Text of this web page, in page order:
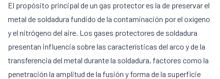
El propósito principal de un gas protector es la de preservar el
metal de soldadura fundido de la contaminación por el oxígeno
y el nitrógeno del aire. Los gases protectores de soldadura
presentan influencia sobre las características del arco y de la
transferencia del metal durante la soldadura, factores como la
penetración la amplitud de la fusión y forma de la superficie